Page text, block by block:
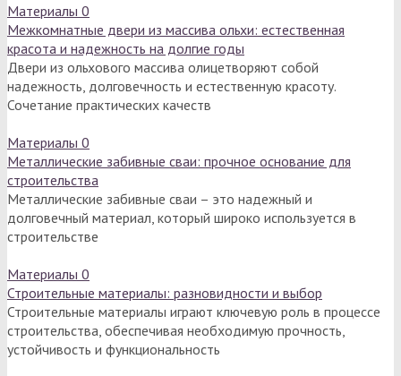
Материалы 0
Межкомнатные двери из массива ольхи: естественная
красота и надежность на долгие годы
Двери из ольхового массива олицетворяют собой
надежность, долговечность и естественную красоту.
Сочетание практических качеств
Материалы 0
Металлические забивные сваи: прочное основание для
строительства
Металлические забивные сваи – это надежный и
долговечный материал, который широко используется в
строительстве
Материалы 0
Строительные материалы: разновидности и выбор
Строительные материалы играют ключевую роль в процессе
строительства, обеспечивая необходимую прочность,
устойчивость и функциональность